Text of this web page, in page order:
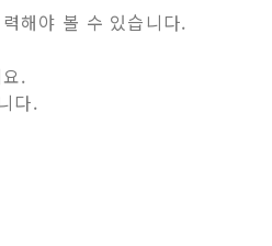
해야 볼 수 있습니다.
.
다.